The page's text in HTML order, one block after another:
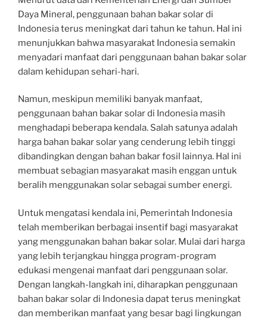
Daya Mineral, penggunaan bahan bakar solar di
Indonesia terus meningkat dari tahun ke tahun. Hal ini
menunjukkan bahwa masyarakat Indonesia semakin
menyadari manfaat dari penggunaan bahan bakar solar
dalam kehidupan sehari-hari.
Namun, meskipun memiliki banyak manfaat,
penggunaan bahan bakar solar di Indonesia masih
menghadapi beberapa kendala. Salah satunya adalah
harga bahan bakar solar yang cenderung lebih tinggi
dibandingkan dengan bahan bakar fosil lainnya. Hal ini
membuat sebagian masyarakat masih enggan untuk
beralih menggunakan solar sebagai sumber energi.
Untuk mengatasi kendala ini, Pemerintah Indonesia
telah memberikan berbagai insentif bagi masyarakat
yang menggunakan bahan bakar solar. Mulai dari harga
yang lebih terjangkau hingga program-program
edukasi mengenai manfaat dari penggunaan solar.
Dengan langkah-langkah ini, diharapkan penggunaan
bahan bakar solar di Indonesia dapat terus meningkat
dan memberikan manfaat yang besar bagi lingkungan